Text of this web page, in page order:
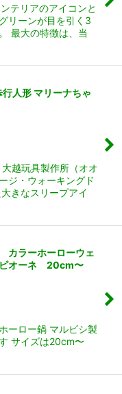
テリアのアイコンと
リーンが目を引く3
最大の特徴は、当
人形 マリーナちゃ
越玩具製作所（オオ
ジ・ウォーキングド
きなスリープアイ
ラーホーローウェ
オーネ 20cm〜
ーロー鍋 マルビシ製
サイズは20cm〜